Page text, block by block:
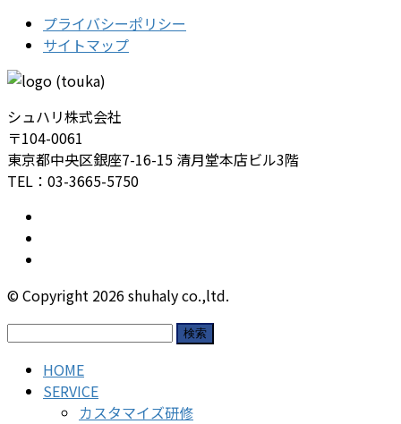
プライバシーポリシー
サイトマップ
シュハリ株式会社
〒104-0061
東京都中央区銀座7-16-15 清月堂本店ビル3階
TEL：03-3665-5750
© Copyright 2026 shuhaly co.,ltd.
検
HOME
SERVICE
カスタマイズ研修